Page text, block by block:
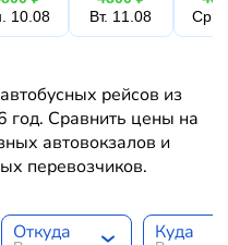
10.08
Вт. 11.08
Ср.
рейсов из
год. Сравнить цены на
автовокзалов и
перевозчиков.
Откуда Куда